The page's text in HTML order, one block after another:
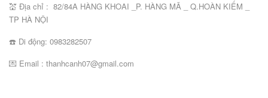
💒 Địa chỉ : 82/84A HÀNG KHOAI _P. HÀNG MÃ _ Q.HOÀN KIẾM _
TP HÀ NỘI
☎️ Di động: 0983282507
💌 Email : thanhcanh07@gmail.com